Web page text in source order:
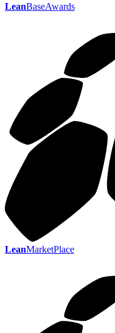
LeanBaseAwards
LeanMarketPlace